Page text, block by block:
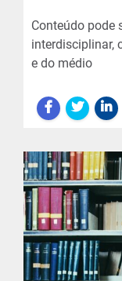
Conteúdo pode
interdisciplinar,
e do médio